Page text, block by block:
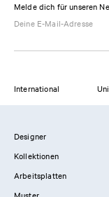
Melde dich für unseren
International
Designer
Kollektionen
Arbeitsplatten